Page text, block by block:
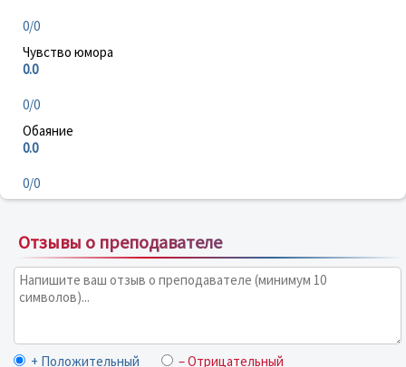
0/0
Чувство юмора
0.0
0/0
Обаяние
0.0
0/0
Отзывы о преподавателе
+ Положительный – Отрицательный